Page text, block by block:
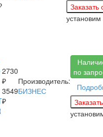
установим
2730
₽
3549
₽
Производитель:
БИЗНЕС
по